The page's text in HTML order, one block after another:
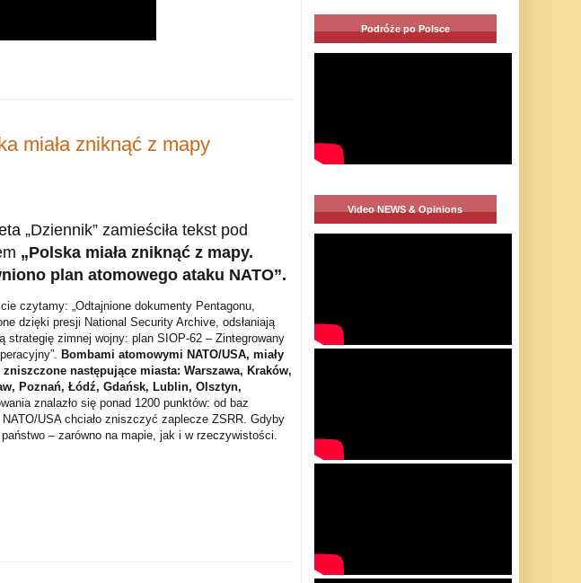
miała zniknąć z mapy
„Dziennik” zamieściła tekst pod
„Polska miała zniknąć z mapy.
plan atomowego ataku NATO”.
czytamy: „Odtajnione dokumenty Pentagonu,
dzięki presji National Security Archive, odsłaniają
strategię zimnej wojny: plan SIOP-62 – Zintegrowany
Bombami atomowymi NATO/USA, miały
zniszczone następujące miasta: Warszawa, Kraków,
Poznań, Łódź, Gdańsk, Lublin, Olsztyn,
znalazło się ponad 1200 punktów: od baz
USA chciało zniszczyć zaplecze ZSRR. Gdyby
– zarówno na mapie, jak i w rzeczywistości.
Podróże po Polsce
Video NEWS & Opinions